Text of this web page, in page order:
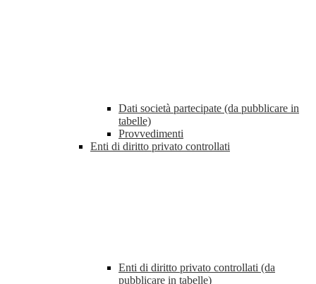
Dati società partecipate (da pubblicare in
tabelle)
Provvedimenti
Enti di diritto privato controllati
Enti di diritto privato controllati (da
pubblicare in tabelle)